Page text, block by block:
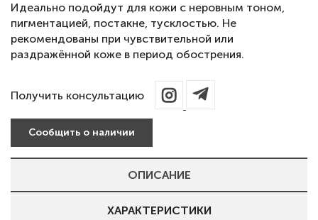
Идеально подойдут для кожи с неровным тоном,
пигментацией, постакне, тусклостью. Не
рекомендованы при чувствительной или
раздражённой коже в период обострения.
Получить консультацию
Сообщить о наличии
ОПИСАНИЕ
ХАРАКТЕРИСТИКИ